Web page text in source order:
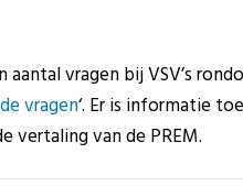
vragen bij VSV’s
vragen‘. Er is informatie
vertaling van de PREM.